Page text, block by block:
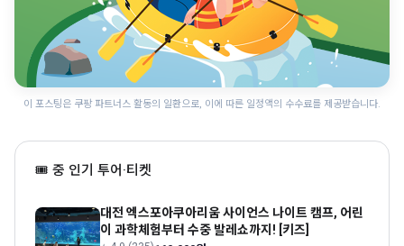
이 포스팅은 쿠팡 파트너스 활동의 일환으로, 이에 따른 일정액의 수수료를 제공받습니다.
🎟 중 인기 투어·티켓
대전 엑스포아쿠아리움 사이언스 나이트 캠프, 어린
이 과학체험부터 수중 발레쇼까지! [키즈]